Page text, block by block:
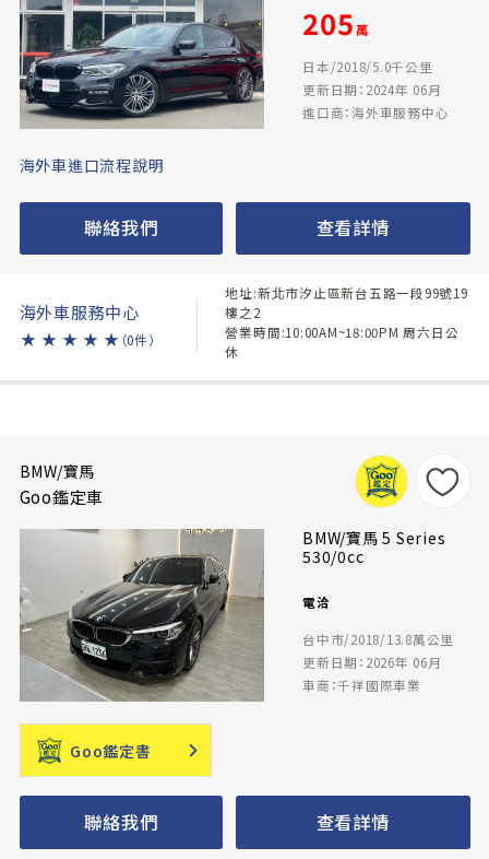
205萬
日本/2018/5.0千公里
更新日期：2024年 06月
進口商：海外車服務中心
海外車進口流程說明
聯絡我們 查看詳情
海外車服務中心
★ ★ ★ ★ ★ （0件）
地址:新北市汐止區新台五路一段99號19
樓之2
營業時間:10:00AM~18:00PM 周六日公
休
BMW/寶馬
Goo鑑定車
BMW/寶馬 5 Series
530/0cc
電洽
台中市/2018/13.8萬公里
更新日期：2026年 06月
車商：千祥國際車業
Goo鑑定書
聯絡我們 查看詳情